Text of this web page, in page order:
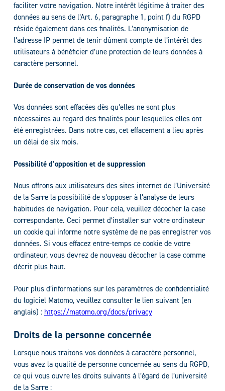
faciliter votre navigation. Notre intérêt légitime à traiter des
données au sens de l’Art. 6, paragraphe 1, point f) du RGPD
réside également dans ces finalités. L’anonymisation de
l’adresse IP permet de tenir dûment compte de l’intérêt des
utilisateurs à bénéficier d’une protection de leurs données à
caractère personnel.
Durée de conservation de vos données
Vos données sont effacées dès qu’elles ne sont plus
nécessaires au regard des finalités pour lesquelles elles ont
été enregistrées. Dans notre cas, cet effacement a lieu après
un délai de six mois.
Possibilité d’opposition et de suppression
Nous offrons aux utilisateurs des sites internet de l’Université
de la Sarre la possibilité de s’opposer à l’analyse de leurs
habitudes de navigation. Pour cela, veuillez décocher la case
correspondante. Ceci permet d’installer sur votre ordinateur
un cookie qui informe notre système de ne pas enregistrer vos
données. Si vous effacez entre-temps ce cookie de votre
ordinateur, vous devrez de nouveau décocher la case comme
décrit plus haut.
Pour plus d’informations sur les paramètres de confidentialité
du logiciel Matomo, veuillez consulter le lien suivant (en
anglais) : https://matomo.org/docs/privacy
Droits de la personne concernée
Lorsque nous traitons vos données à caractère personnel,
vous avez la qualité de personne concernée au sens du RGPD,
ce qui vous ouvre les droits suivants à l’égard de l’université
de la Sarre :